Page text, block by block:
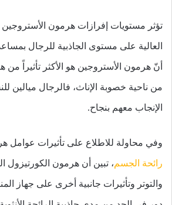
تؤثر مستويات إفرازات هرمون
العالية على مستوى الجاذبية للرجال
أنّ هرمون الأستروجين هو الأكثر تأثيراً
من ناحية خصوبة الإناث، فالرجال ميالين
الإنجاب معهم بنجاح.
وفي محاولة للاطلاع على تأثيرات عوامل
رائحة الجسم، تبين أن هرمون الكورتيزول
والتوتر وتأثيرات جانبية أخرى على جهاز